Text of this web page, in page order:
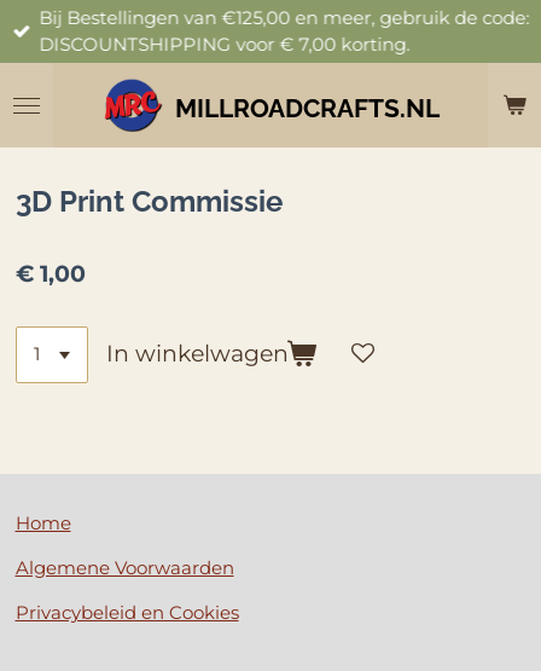
Ga
direct
de
hoofdinhoud
MILLROADCRAFTS.NL
Bij Bestellingen van €125,00 en meer, gebruik de code:
DISCOUNTSHIPPING voor € 7,00 korting.
3D Print Commissie
€ 1,00
In winkelwagen
Home
Algemene Voorwaarden
Privacybeleid en Cookies